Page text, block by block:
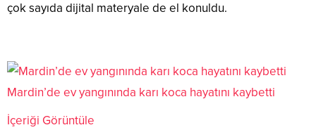
çok sayıda dijital materyale de el konuldu.
Mardin’de ev yangınında karı koca hayatını kaybetti
İçeriği Görüntüle